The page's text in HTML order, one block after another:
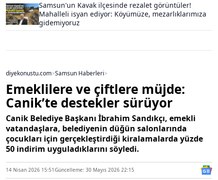
Samsun'un Kavak ilçesinde rezalet görüntüler!
Mahalleli isyan ediyor: Köyümüze, mezarlıklarımıza
gidemiyoruz
diyekonustu.com>Samsun Haberleri>
Emeklilere ve çiftlere müjde:
Canik’te destekler sürüyor
Canik Belediye Başkanı İbrahim Sandıkçı, emekli
vatandaşlara, belediyenin düğün salonlarında
çocukları için gerçekleştirdiği kiralamalarda yüzde
50 indirim uyguladıklarını söyledi.
14 Nisan 2026 15:51 Güncelleme: 30 Mayıs 2026 22:15